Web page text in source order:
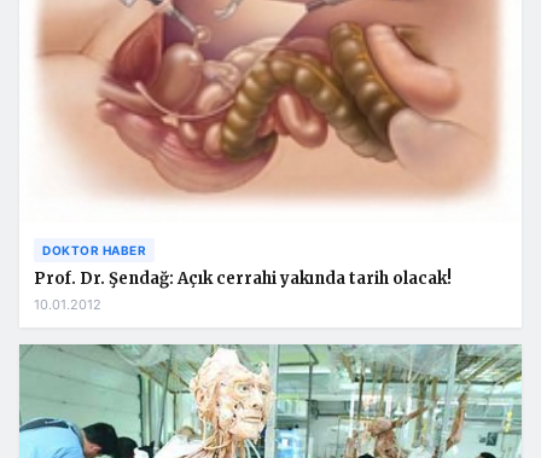
DOKTOR HABER
Prof. Dr. Şendağ: Açık cerrahi yakında tarih olacak!
10.01.2012